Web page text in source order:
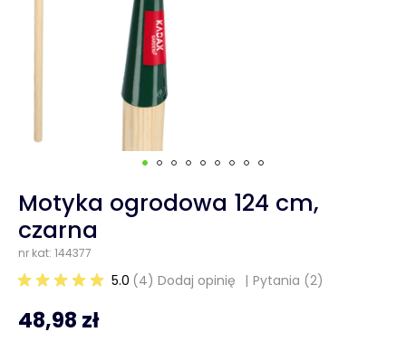
Motyka ogrodowa 124 cm,
czarna
nr kat: 144377
5.0 (4) Dodaj opinię Pytania (2)
48,98 zł